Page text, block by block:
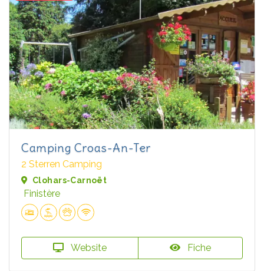
Camping Croas-An-Ter
2 Sterren Camping
Clohars-Carnoët
Finistère
Website Fiche